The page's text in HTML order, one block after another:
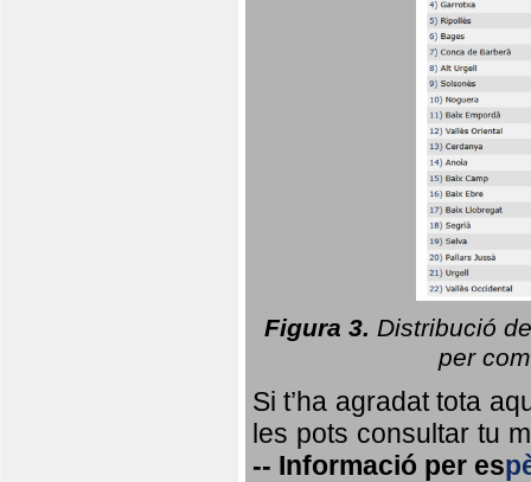
Figura 3. Distribució
per
Si t’ha agradat tota
les pots consultar tu
-- Informació per es